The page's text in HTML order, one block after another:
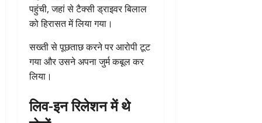
पहुंची, जहां से टैक्सी ड्राइवर बिलाल
को हिरासत में लिया गया।
सख्ती से पूछताछ करने पर आरोपी टूट
गया और उसने अपना जुर्म कबूल कर
लिया।
लिव-इन रिलेशन में थे